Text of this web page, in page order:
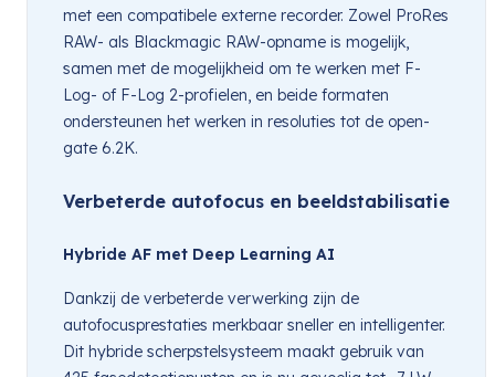
met een compatibele externe recorder. Zowel ProRes
RAW- als Blackmagic RAW-opname is mogelijk,
samen met de mogelijkheid om te werken met F-
Log- of F-Log 2-profielen, en beide formaten
ondersteunen het werken in resoluties tot de open-
gate 6.2K.
Verbeterde autofocus en beeldstabilisatie
Hybride AF met Deep Learning AI
Dankzij de verbeterde verwerking zijn de
autofocusprestaties merkbaar sneller en intelligenter.
Dit hybride scherpstelsysteem maakt gebruik van